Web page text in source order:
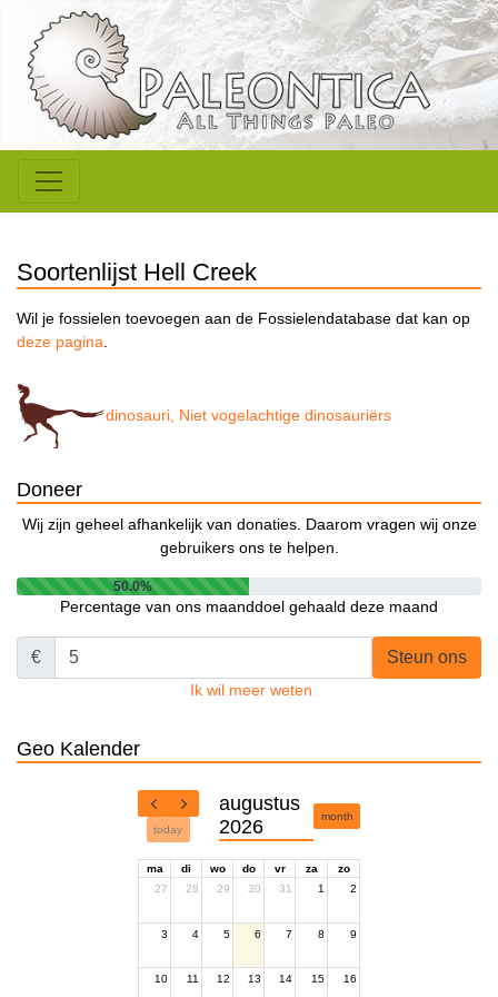
Soortenlijst Hell Creek
Wil je fossielen toevoegen aan de Fossielendatabase dat kan op
deze pagina.
dinosauri, Niet vogelachtige dinosauriërs
Doneer
Wij zijn geheel afhankelijk van donaties. Daarom vragen wij onze
gebruikers ons te helpen.
50.0%
Percentage van ons maanddoel gehaald deze maand
€ Steun ons
Ik wil meer weten
Geo Kalender
today
augustus
2026
month
ma di wo do vr za
zo
27
28 29 30 31 1 2
3 4 5 6 7 8 9
10 11 12 13 14 15 16